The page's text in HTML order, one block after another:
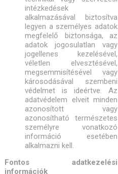
intézkedések
alkalmazásával biztosítva
legyen a személyes adatok
megfelelő biztonsága, az
adatok jogosulatlan vagy
jogellenes kezelésével,
véletlen elvesztésével,
megsemmisítésével vagy
károsodásával szembeni
védelmet is ideértve. Az
adatvédelem elveit minden
azonosított vagy
azonosítható természetes
személyre vonatkozó
információ esetében
alkalmazni kell.
Fontos adatkezelési
információk